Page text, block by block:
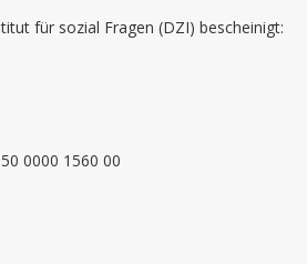
für sozial Fragen (DZI) bescheinigt:
0000 1560 00